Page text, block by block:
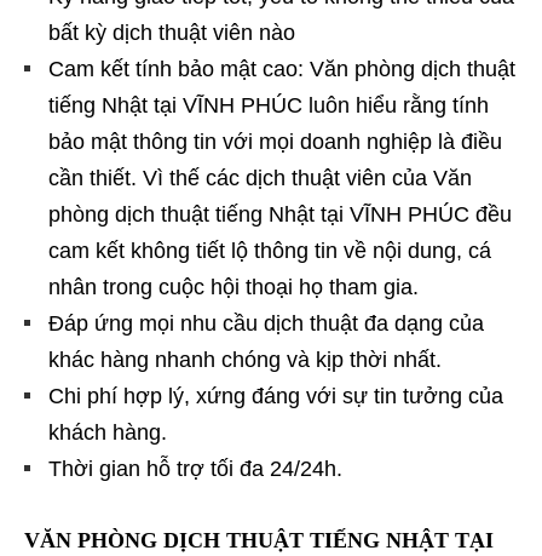
bất kỳ dịch thuật viên nào
Cam kết tính bảo mật cao: Văn phòng dịch thuật
tiếng Nhật tại VĨNH PHÚC luôn hiểu rằng tính
bảo mật thông tin với mọi doanh nghiệp là điều
cần thiết. Vì thế các dịch thuật viên của Văn
phòng dịch thuật tiếng Nhật tại VĨNH PHÚC đều
cam kết không tiết lộ thông tin về nội dung, cá
nhân trong cuộc hội thoại họ tham gia.
Đáp ứng mọi nhu cầu dịch thuật đa dạng của
khác hàng nhanh chóng và kịp thời nhất.
Chi phí hợp lý, xứng đáng với sự tin tưởng của
khách hàng.
Thời gian hỗ trợ tối đa 24/24h.
VĂN PHÒNG DỊCH THUẬT TIẾNG NHẬT TẠI